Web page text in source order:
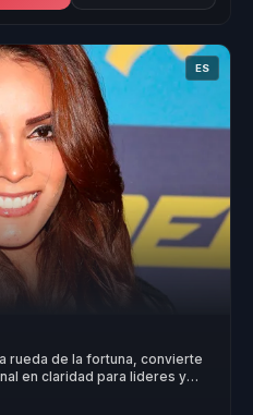
ES
rueda de la fortuna, convierte
en claridad para lideres y